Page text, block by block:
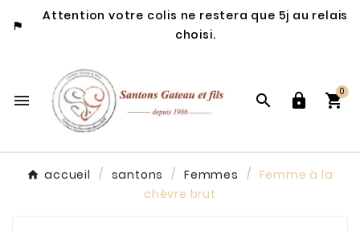

Attention votre colis ne restera que 5j au relais
choisi.
   
0
accueil santons Femmes
Femme à la
chèvre brut